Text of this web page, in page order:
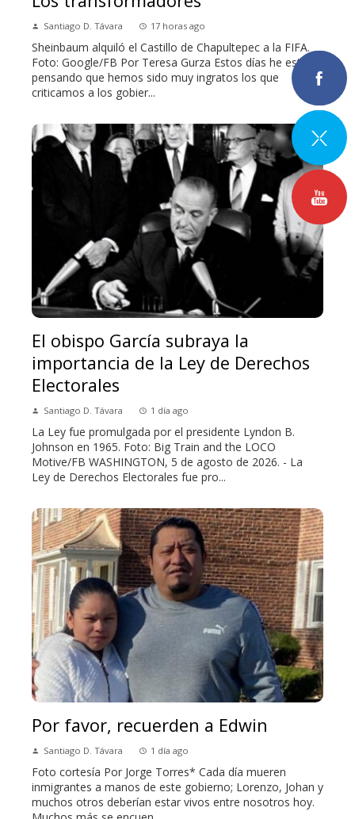
Santiago D. Távara 17 horas ago
Sheinbaum alquiló el Castillo de Chapultepec a la FIFA.
Foto: Google/FB Por Teresa Gurza Estos días he estado
pensando que hemos sido muy ingratos los que
criticamos a los gobier...
El obispo García subraya la
importancia de la Ley de Derechos
Electorales
Santiago D. Távara 1 día ago
La Ley fue promulgada por el presidente Lyndon B.
Johnson en 1965. Foto: Big Train and the LOCO
Motive/FB WASHINGTON, 5 de agosto de 2026. - La
Ley de Derechos Electorales fue pro...
Por favor, recuerden a Edwin
Santiago D. Távara 1 día ago
Foto cortesía Por Jorge Torres* Cada día mueren
inmigrantes a manos de este gobierno; Lorenzo, Johan y
muchos otros deberían estar vivos entre nosotros hoy.